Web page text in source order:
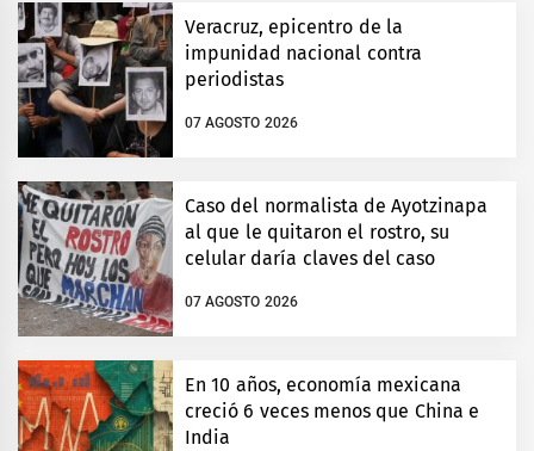
Veracruz, epicentro de la
impunidad nacional contra
periodistas
07 AGOSTO 2026
Caso del normalista de Ayotzinapa
al que le quitaron el rostro, su
celular daría claves del caso
07 AGOSTO 2026
En 10 años, economía mexicana
creció 6 veces menos que China e
India